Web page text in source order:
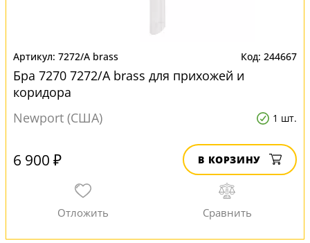
7272/A brass 244667
Бра 7270 7272/A brass для прихожей и
коридора
Newport (США)
1 шт.
6 900 ₽ В КОРЗИНУ